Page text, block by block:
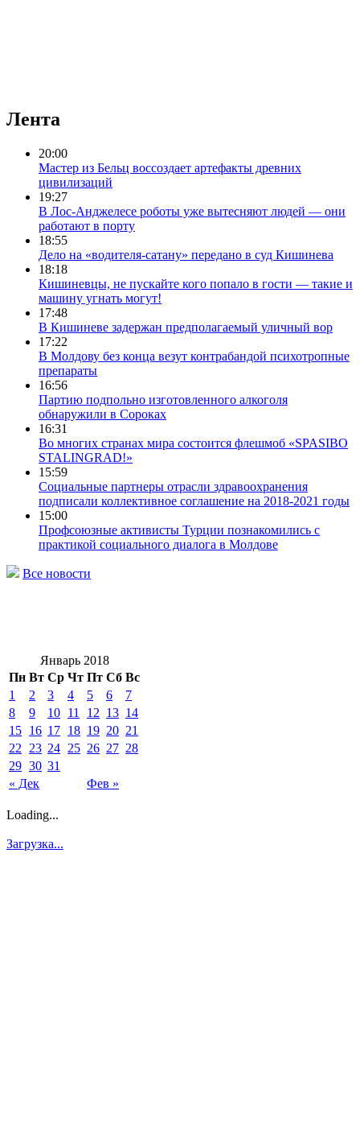
Лента
20:00
Мастер из Бельц воссоздает артефакты древних
цивилизаций
19:27
В Лос-Анджелесе роботы уже вытесняют людей — они
работают в порту
18:55
Дело на «водителя-сатану» передано в суд Кишинева
18:18
Кишиневцы, не пускайте кого попало в гости — такие и
машину угнать могут!
17:48
В Кишиневе задержан предполагаемый уличный вор
17:22
В Молдову без конца везут контрабандой психотропные
препараты
16:56
Партию подпольно изготовленного алкоголя
обнаружили в Сороках
16:31
Во многих странах мира состоится флешмоб «SPASIВO
STALINGRAD!»
15:59
Социальные партнеры отрасли здравоохранения
подписали коллективное соглашение на 2018-2021 годы
15:00
Профсоюзные активисты Турции познакомились с
практикой социального диалога в Молдове
Все новости
Январь 2018
Пн Вт Ср Чт Пт Сб Вс
« Дек Фев »
1 2 3 4 5 6
7
8
9 10 11 12 13 14
15 16 17 18 19 20 21
22
23 24 25 26 27 28
29 30 31
Loading...
Загрузка...